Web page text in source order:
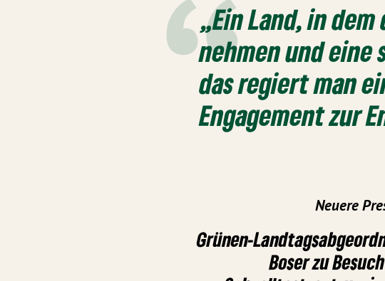
„Ein Land, in
nehmen und
das regiert man
Engagement zur
Neuere
Grünen-
Boser zu